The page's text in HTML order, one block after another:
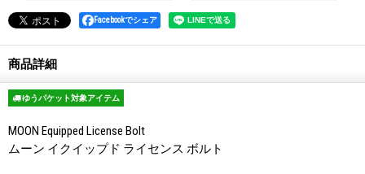
Facebookでシェア
商品詳細
ゆうパケット対象アイテム
MOON Equipped License Bolt
ムーン イクイップド ライセンス ボルト